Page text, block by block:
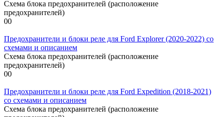
Схема блока предохранителей (расположение
предохранителей)
00
Предохранители и блоки реле для Ford Explorer (2020-2022) со
схемами и описанием
Схема блока предохранителей (расположение
предохранителей)
00
Предохранители и блоки реле для Ford Expedition (2018-2021)
со схемами и описанием
Схема блока предохранителей (расположение